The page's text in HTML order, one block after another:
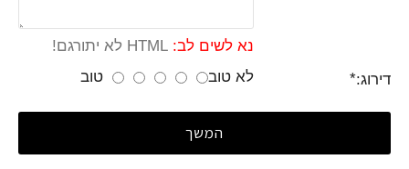
נא לשים לב:
דירוג:
לא טוב טוב
המשך